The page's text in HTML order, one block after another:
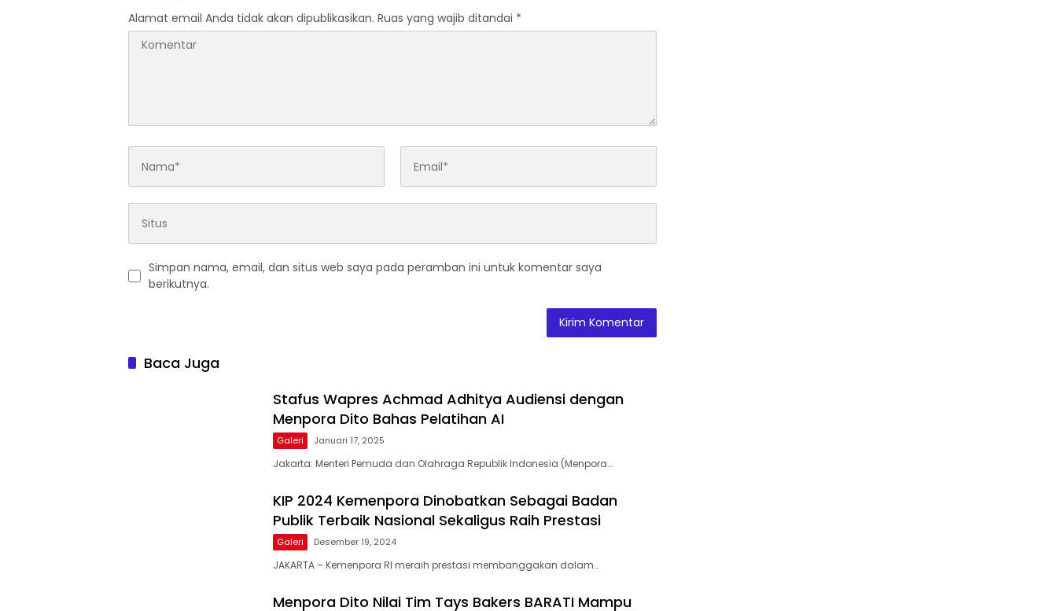
Alamat email Anda tidak akan dipublikasikan. Ruas yang wajib ditandai *
Simpan nama, email, dan situs web saya pada peramban ini untuk komentar saya
berikutnya.
Baca Juga
Stafus Wapres Achmad Adhitya Audiensi dengan
Menpora Dito Bahas Pelatihan AI
Galeri Januari 17, 2025
Jakarta: Menteri Pemuda dan Olahraga Republik Indonesia (Menpora…
KIP 2024 Kemenpora Dinobatkan Sebagai Badan
Publik Terbaik Nasional Sekaligus Raih Prestasi
Galeri Desember 19, 2024
JAKARTA – Kemenpora RI meraih prestasi membanggakan dalam…
Menpora Dito Nilai Tim Tays Bakers BARATI Mampu